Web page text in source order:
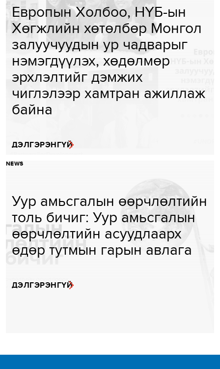
Европын Холбоо, НҮБ-ын
Хөгжлийн хөтөлбөр Монгол
залуучуудын ур чадварыг
нэмэгдүүлэх, хөдөлмөр
эрхлэлтийг дэмжих
чиглэлээр хамтран ажиллаж
байна
ДЭЛГЭРЭНГҮЙ
NEWS
Уур амьсгалын өөрчлөлтийн
толь бичиг: Уур амьсгалын
өөрчлөлтийн асуудлаарх
өдөр тутмын гарын авлага
ДЭЛГЭРЭНГҮЙ